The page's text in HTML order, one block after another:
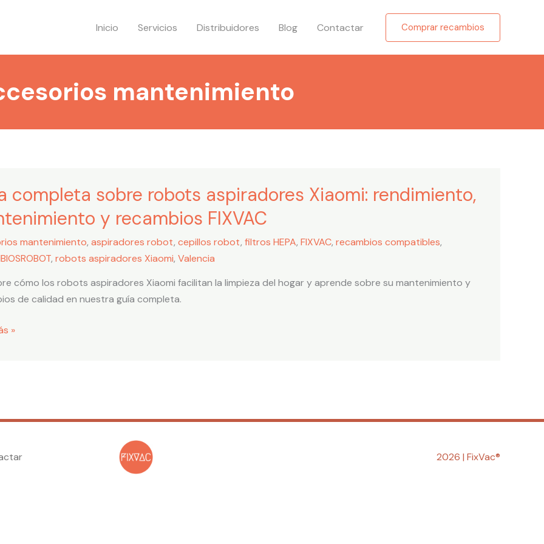
Inicio Servicios Distribuidores Blog Contactar Comprar recambios
mantenimiento
completa sobre robots aspiradores Xiaomi: rendimiento,
y recambios FIXVAC
mantenimiento, aspiradores robot, cepillos robot, filtros HEPA, FIXVAC, recambios compatibles,
, robots aspiradores Xiaomi, Valencia
cómo los robots aspiradores Xiaomi facilitan la limpieza del hogar y aprende sobre su mantenimiento y
de calidad en nuestra guía completa.
»
2026 | FixVac®